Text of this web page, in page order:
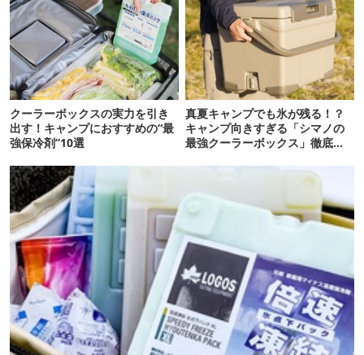
クーラーボックスの実力を引き
出す！キャンプにおすすめの“最
強保冷剤”10選
真夏キャンプでも氷が残る！？
キャンプ向きすぎる「シマノの
最強クーラーボックス」徹底解